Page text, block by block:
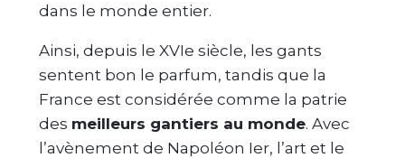
dans le monde entier.
Ainsi, depuis le XVIe siècle, les gants
sentent bon le parfum, tandis que la
France est considérée comme la patrie
des meilleurs gantiers au monde. Avec
l’avènement de Napoléon Ier, l’art et le